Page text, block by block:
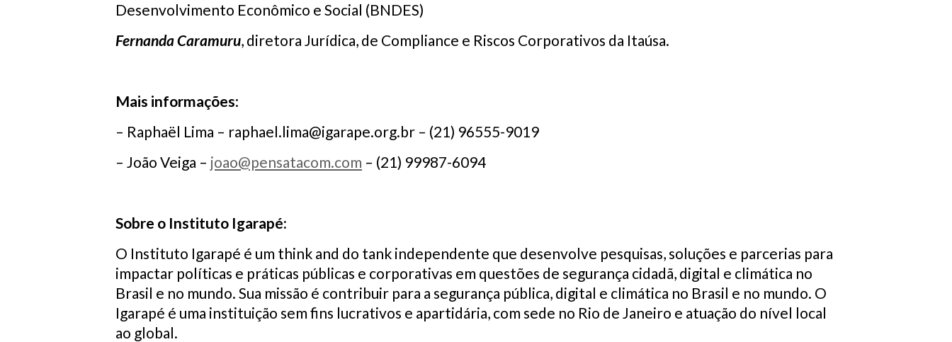
Desenvolvimento Econômico e Social (BNDES)
Fernanda Caramuru, diretora Jurídica, de Compliance e Riscos Corporativos da Itaúsa.
Mais informações:
– Raphaël Lima – raphael.lima@igarape.org.br – (21) 96555-9019
– João Veiga – joao@pensatacom.com – (21) 99987-6094
Sobre o Instituto Igarapé:
O Instituto Igarapé é um think and do tank independente que desenvolve pesquisas, soluções e parcerias para
impactar políticas e práticas públicas e corporativas em questões de segurança cidadã, digital e climática no
Brasil e no mundo. Sua missão é contribuir para a segurança pública, digital e climática no Brasil e no mundo. O
Igarapé é uma instituição sem fins lucrativos e apartidária, com sede no Rio de Janeiro e atuação do nível local
ao global.